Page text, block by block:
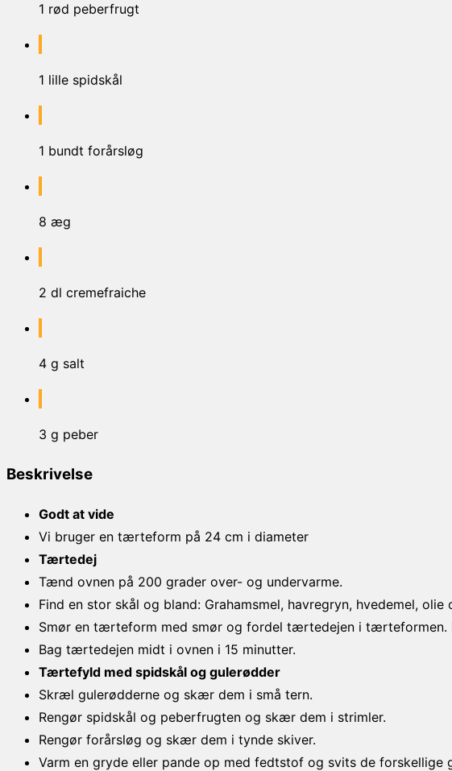
1 rød peberfrugt
1 lille spidskål
1 bundt forårsløg
8 æg
2 dl cremefraiche
4 g salt
3 g peber
Beskrivelse
Godt at vide
Vi bruger en tærteform på 24 cm i diameter
Tærtedej
Tænd ovnen på 200 grader over- og undervarme.
Find en stor skål og bland: Grahamsmel, havregryn, hvedemel,
Smør en tærteform med smør og fordel tærtedejen i tærteformen.
Bag tærtedejen midt i ovnen i 15 minutter.
Tærtefyld med spidskål og gulerødder
Skræl gulerødderne og skær dem i små tern.
Rengør spidskål og peberfrugten og skær dem i strimler.
Rengør forårsløg og skær dem i tynde skiver.
Varm en gryde eller pande op med fedtstof og svits de forskellige